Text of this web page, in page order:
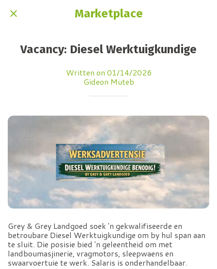
Marketplace
Vacancy: Diesel Werktuigkundige
Written on 01/14/2026
Gideon Muteb
Grey & Grey Landgoed soek 'n gekwalifiseerde en
betroubare Diesel Werktuigkundige om by hul span aan
te sluit. Die posisie bied 'n geleentheid om met
landboumasjinerie, vragmotors, sleepwaens en
swaarvoertuie te werk. Salaris is onderhandelbaar.